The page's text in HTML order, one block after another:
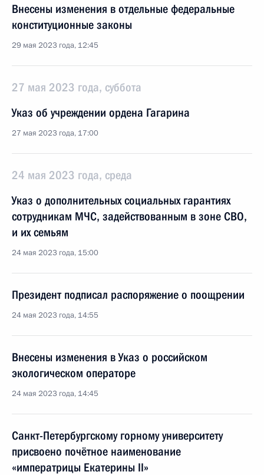
Внесены изменения в отдельные федеральные
конституционные законы
29 мая 2023 года, 12:45
27 мая 2023 года, суббота
Указ об учреждении ордена Гагарина
27 мая 2023 года, 17:00
24 мая 2023 года, среда
Указ о дополнительных социальных гарантиях
сотрудникам МЧС, задействованным в зоне СВО,
и их семьям
24 мая 2023 года, 15:00
Президент подписал распоряжение о поощрении
24 мая 2023 года, 14:55
Внесены изменения в Указ о российском
экологическом операторе
24 мая 2023 года, 14:45
Санкт-Петербургскому горному университету
присвоено почётное наименование
«императрицы Екатерины II»